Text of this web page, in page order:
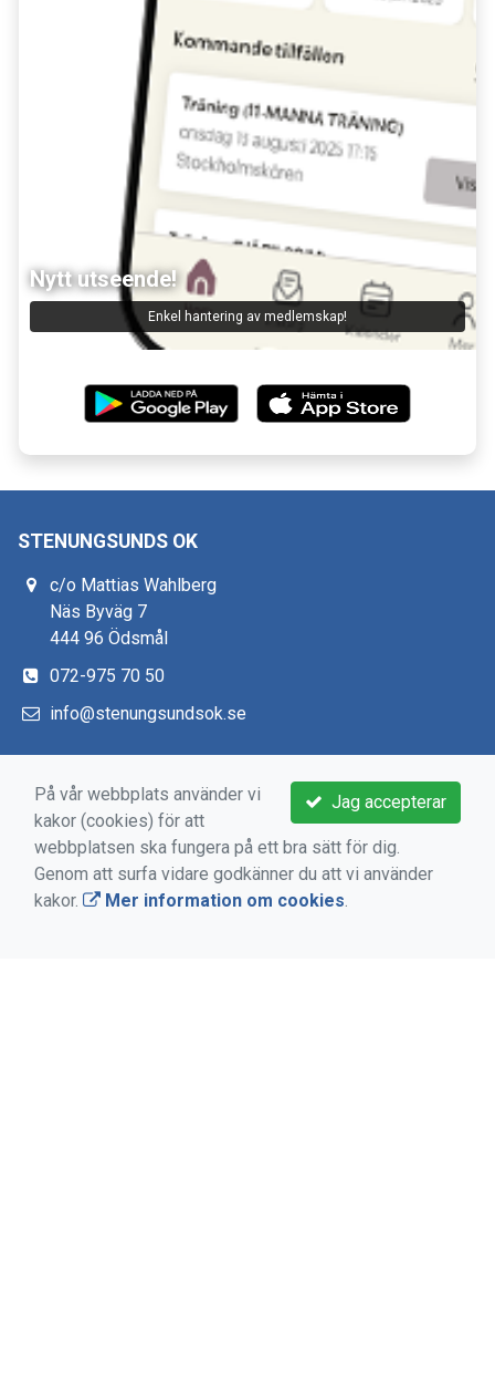
Nytt utseende!
Enkel hantering av medlemskap!
STENUNGSUNDS OK
c/o Mattias Wahlberg
Näs Byväg 7
444 96 Ödsmål
072-975 70 50
info@stenungsundsok.se
VILLKOR OCH WEBB
Medlems- och användarvillkor
Bokningsvillkor
Jag accepterar
På vår webbplats använder vi
kakor (cookies) för att
webbplatsen ska fungera på ett bra sätt för dig.
Genom att surfa vidare godkänner du att vi använder
kakor.
Mer information om cookies.